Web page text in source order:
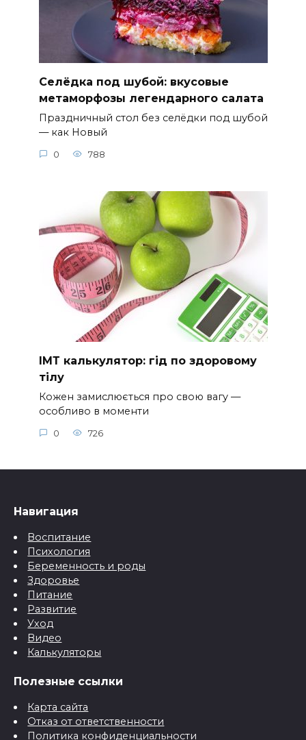
Селёдка под шубой: вкусовые
метаморфозы легендарного салата
Праздничный стол без селёдки под шубой
— как Новый
0 788
ІМТ калькулятор: гід по здоровому
тілу
Кожен замислюється про свою вагу —
особливо в моменти
0 726
Навигация
Воспитание
Психология
Беременность и роды
Здоровье
Питание
Развитие
Уход
Видео
Калькуляторы
Полезные ссылки
Карта сайта
Отказ от ответственности
Политика конфиденциальности